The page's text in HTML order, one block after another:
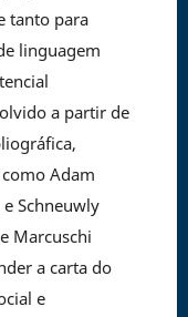
tanto para
linguagem
a partir de
Adam
e Schneuwly
Marcuschi
a carta do
e